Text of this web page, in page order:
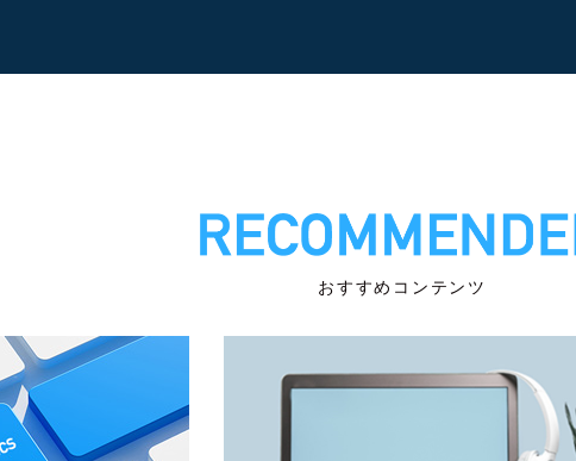
おすすめコンテンツ